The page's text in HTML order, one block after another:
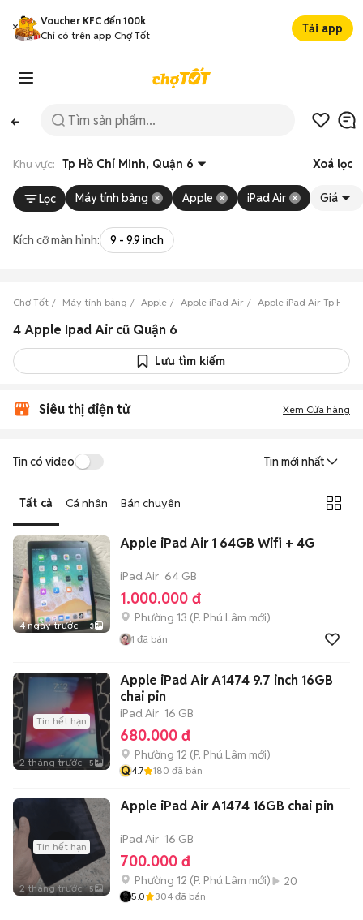
Voucher KFC đến 100k
Chỉ có trên app Chợ Tốt
Tải app
Khu vực: Tp Hồ Chí Minh, Quận 6 Xoá lọc
Lọc Máy tính bảng Apple iPad Air Giá
Kích cỡ màn hình: 9 - 9.9 inch
Chợ Tốt Máy tính bảng Apple Apple iPad Air Apple iPad Air Tp Hồ
4 Apple Ipad Air cũ Quận 6
Lưu tìm kiếm
Siêu thị điện tử Xem Cửa hàng
Tin có video Tin mới nhất
Tất cả Cá nhân Bán chuyên
4 ngày trước 3
Apple iPad Air 1 64GB Wifi + 4G
iPad Air 64 GB
1.000.000 đ
Phường 13 (P. Phú Lâm mới)
1 đã bán
Tin hết hạn
2 tháng trước 5
Apple iPad Air A1474 9.7 inch 16GB
chai pin
iPad Air 16 GB
680.000 đ
Phường 12 (P. Phú Lâm mới)
Q4.7 180 đã bán
Tin hết hạn
2 tháng trước 5
Apple iPad Air A1474 16GB chai pin
iPad Air 16 GB
700.000 đ
Phường 12 (P. Phú Lâm mới) 20
5.0 304 đã bán